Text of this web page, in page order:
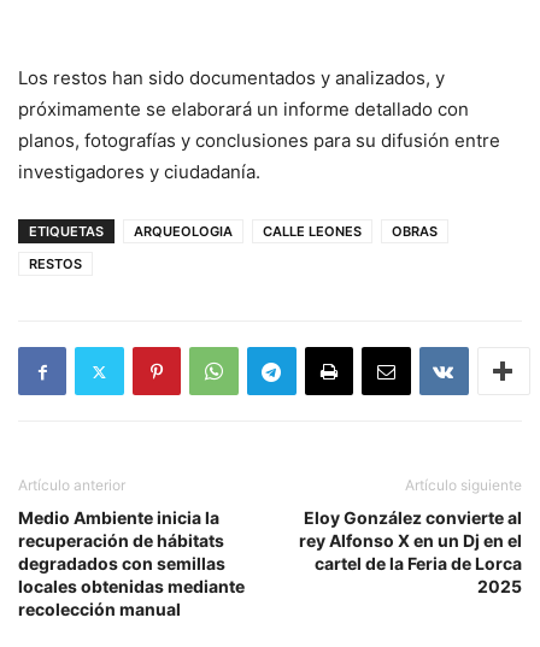
Los restos han sido documentados y analizados, y
próximamente se elaborará un informe detallado con
planos, fotografías y conclusiones para su difusión entre
investigadores y ciudadanía.
ETIQUETAS ARQUEOLOGIA CALLE LEONES
OBRAS
RESTOS
Artículo anterior
Medio Ambiente inicia la
recuperación de hábitats
degradados con semillas
locales obtenidas mediante
recolección manual
Artículo siguiente
Eloy González convierte al
rey Alfonso X en un Dj en el
cartel de la Feria de Lorca
2025